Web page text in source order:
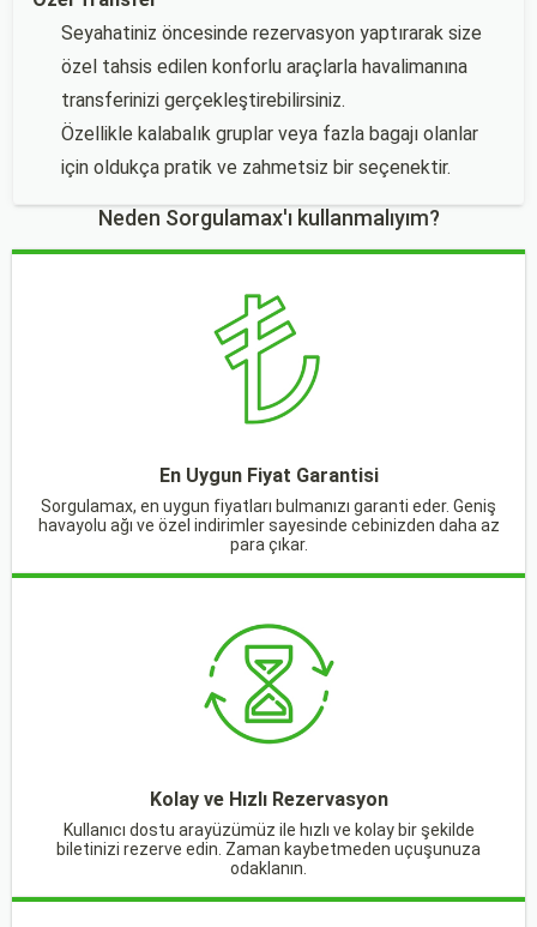
Seyahatiniz öncesinde rezervasyon yaptırarak size
özel tahsis edilen konforlu araçlarla havalimanına
transferinizi gerçekleştirebilirsiniz.
Özellikle kalabalık gruplar veya fazla bagajı olanlar
için oldukça pratik ve zahmetsiz bir seçenektir.
Neden Sorgulamax'ı kullanmalıyım?
En Uygun Fiyat Garantisi
Sorgulamax, en uygun fiyatları bulmanızı garanti eder. Geniş
havayolu ağı ve özel indirimler sayesinde cebinizden daha az
para çıkar.
Kolay ve Hızlı Rezervasyon
Kullanıcı dostu arayüzümüz ile hızlı ve kolay bir şekilde
biletinizi rezerve edin. Zaman kaybetmeden uçuşunuza
odaklanın.